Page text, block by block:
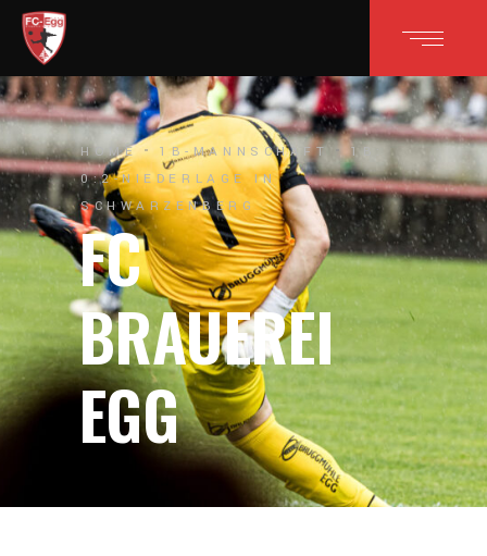
HOME 1B-MANNSCHAFT
1B:
0:2-NIEDERLAGE IN
SCHWARZENBERG
FC
BRAUEREI
EGG